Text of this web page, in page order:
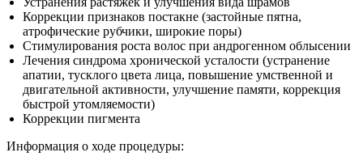
Коррекции признаков постакне (застойные пятна,
атрофические рубчики, широкие поры)
Стимулирования роста волос при андрогенном облысении
Лечения синдрома хронической усталости (устранение
апатии, тусклого цвета лица, повышение умственной и
двигательной активности, улучшение памяти, коррекция
быстрой утомляемости)
Коррекции пигмента
Информация о ходе процедуры: